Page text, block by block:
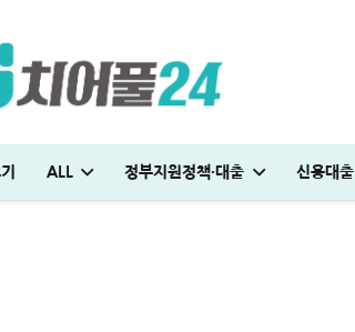
ALL 정부지원정책·대출 신용대출
자 비상금대출 가능한 곳
05 ALL